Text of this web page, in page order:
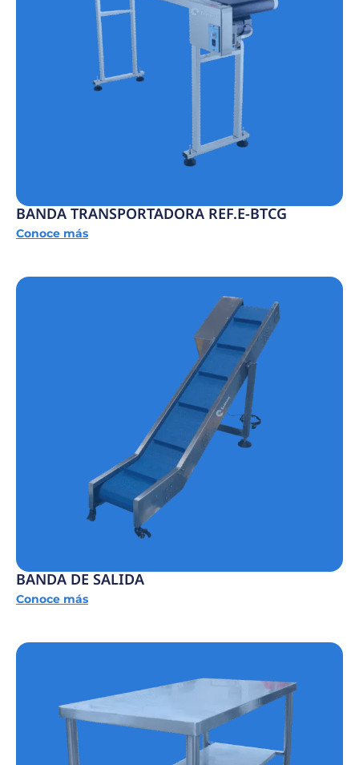
BANDA TRANSPORTADORA REF.E-BTCG
Conoce más
BANDA DE SALIDA
Conoce más